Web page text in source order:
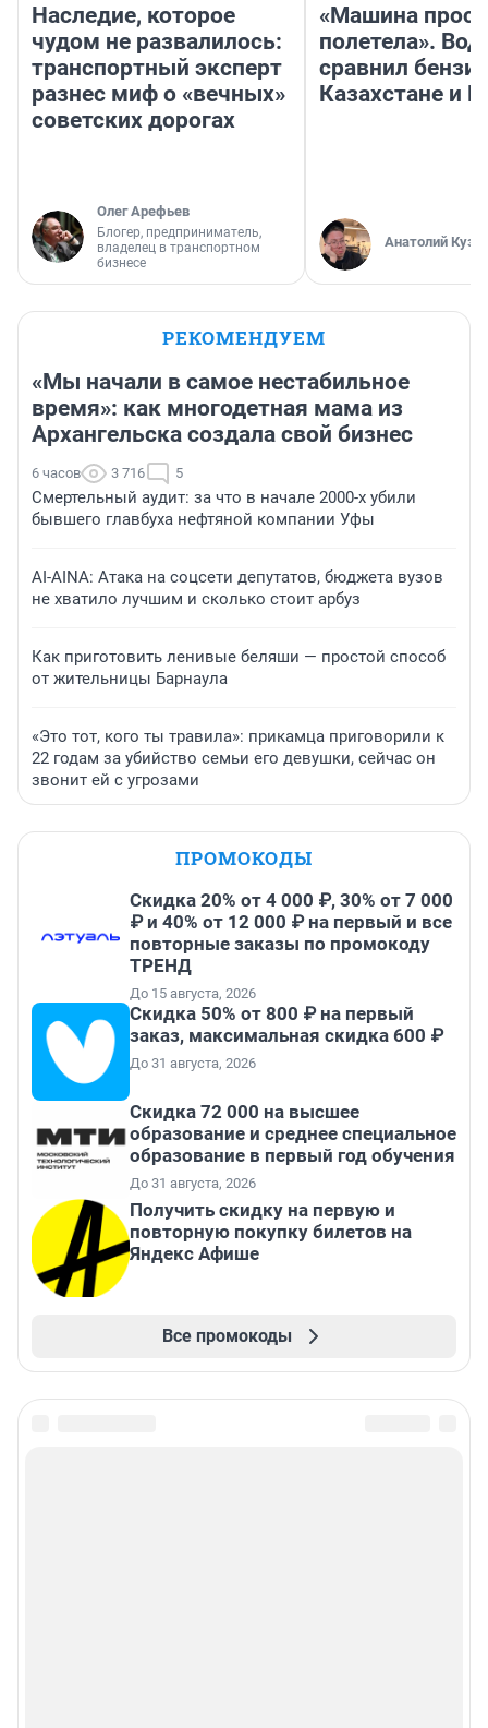
Наследие, которое
чудом не развалилось:
транспортный эксперт
разнес миф о «вечных»
советских дорогах
Олег Арефьев
Блогер, предприниматель,
владелец в транспортном
бизнесе
«Машина
полетела».
сравнил
Казахстане и
Анатолий
РЕКОМЕНДУЕМ
«Мы начали в самое нестабильное
время»: как многодетная мама из
Архангельска создала свой бизнес
6 часов 3 716 5
Смертельный аудит: за что в начале 2000-х убили
бывшего главбуха нефтяной компании Уфы
AI-AINA: Атака на соцсети депутатов, бюджета вузов
не хватило лучшим и сколько стоит арбуз
Как приготовить ленивые беляши — простой способ
от жительницы Барнаула
«Это тот, кого ты травила»: прикамца приговорили к
22 годам за убийство семьи его девушки, сейчас он
звонит ей с угрозами
ПРОМОКОДЫ
Скидка 20% от 4 000 ₽, 30% от 7 000
₽ и 40% от 12 000 ₽ на первый и все
повторные заказы по промокоду
ТРЕНД
До 15 августа, 2026
Скидка 50% от 800 ₽ на первый
заказ, максимальная скидка 600 ₽
До 31 августа, 2026
Скидка 72 000 на высшее
образование и среднее специальное
образование в первый год обучения
До 31 августа, 2026
Получить скидку на первую и
повторную покупку билетов на
Яндекс Афише
Все промокоды